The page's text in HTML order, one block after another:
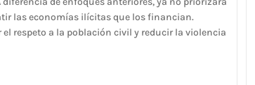
las economías ilícitas que los financian.
respeto a la población civil y reducir la violencia